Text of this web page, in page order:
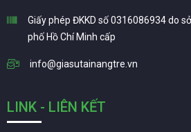
Giấy phép ĐKKD số 0316086934 do
phố Hồ Chí Minh cấp
info@giasutainangtre.vn
LINK - LIÊN KẾT